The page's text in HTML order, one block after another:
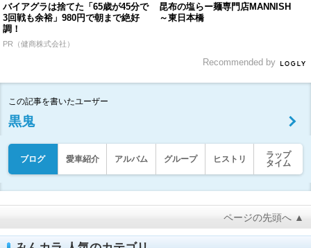
バイアグラは捨てた「65歳が45分で
3回戦も余裕」980円で朝まで絶好
調！
PR（健商株式会社）
昆布の塩らー麺専門店MANNISH
～東日本橋
Recommended by
この記事を書いたユーザー
黒鬼
ブログ 愛車紹介 アルバム グループ ヒストリ
ラップ
タイム
ページの先頭へ ▲